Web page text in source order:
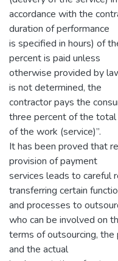
accordance with the
duration of performance
is specified in hours) of
percent is paid unless
otherwise provided by
is not determined, the
contractor pays the
three percent of the
of the work (service)”.
It has been proved that
provision of payment
services leads to careful
transferring certain
and processes to
who can be involved on
terms of outsourcing,
and the actual